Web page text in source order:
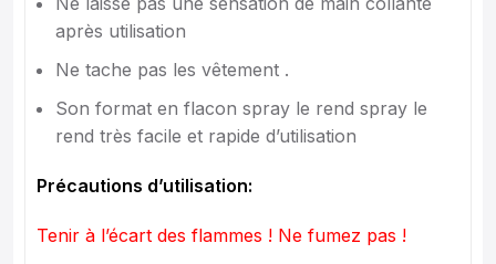
après utilisation
Ne tache pas les vêtement .
Son format en flacon spray le rend spray le
rend très facile et rapide d’utilisation
Précautions d’utilisation:
Tenir à l’écart des flammes ! Ne fumez pas !